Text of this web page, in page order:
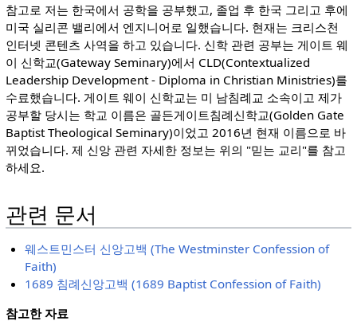
참고로 저는 한국에서 공학을 공부했고, 졸업 후 한국 그리고 후에
미국 실리콘 밸리에서 엔지니어로 일했습니다. 현재는 크리스천
인터넷 콘텐츠 사역을 하고 있습니다. 신학 관련 공부는 게이트 웨
이 신학교(Gateway Seminary)에서 CLD(Contextualized
Leadership Development - Diploma in Christian Ministries)를
수료했습니다. 게이트 웨이 신학교는 미 남침례교 소속이고 제가
공부할 당시는 학교 이름은 골든게이트침례신학교(Golden Gate
Baptist Theological Seminary)이었고 2016년 현재 이름으로 바
뀌었습니다. 제 신앙 관련 자세한 정보는 위의 "믿는 교리"를 참고
하세요.
관련 문서
웨스트민스터 신앙고백 (The Westminster Confession of
Faith)
1689 침례신앙고백 (1689 Baptist Confession of Faith)
참고한 자료